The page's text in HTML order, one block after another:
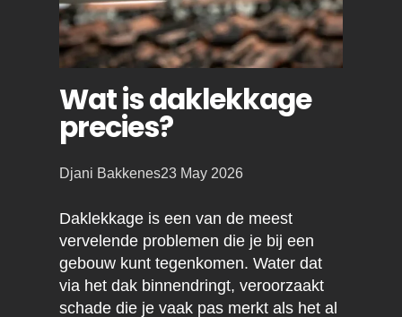
Wat is daklekkage
precies?
Posted
Djani Bakkenes23 May 2026
Daklekkage is een van de meest
vervelende problemen die je bij een
gebouw kunt tegenkomen. Water dat
via het dak binnendringt, veroorzaakt
schade die je vaak pas merkt als het al